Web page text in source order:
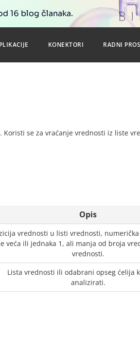
16 blog članaka.
KONEKTORI RADNI
. Koristi se za vraćanje vrednosti iz liste
Opis
vrednosti u listi vrednosti,
veća ili jednaka 1, ali manja od broja
vrednosti.
Lista vrednosti ili odabrani opseg ćelija
analizirati.